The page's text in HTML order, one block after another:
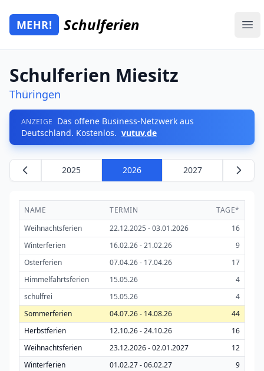
Zum Hauptinhalt springen
Mehr Schulferien
MEHR! Schulferien
Schulferien Miesitz
Thüringen
ANZEIGE Das offene Business-Netzwerk aus
Deutschland. Kostenlos. vutuv.de
2025 2026 2027
NAME TERMIN
TAGE*
Weihnachtsferien
22.12.2025 - 03.01.2026
16
Winterferien
16.02.26 - 21.02.26
9
Osterferien
07.04.26 - 17.04.26
17
Himmelfahrtsferien
15.05.26
4
schulfrei
15.05.26
4
Sommerferien
04.07.26 - 14.08.26
44
Herbstferien
12.10.26 - 24.10.26
16
Weihnachtsferien
23.12.2026 - 02.01.2027
12
Winterferien
01.02.27 - 06.02.27
9